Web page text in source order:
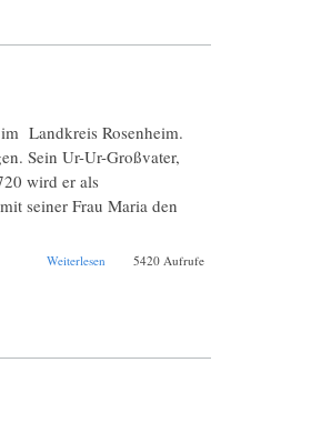
Landkreis Rosenheim.
Sein Ur-Ur-Großvater,
wird er als
seiner Frau Maria den
Weiterlesen über Die Zimmerer –
5420 Aufrufe